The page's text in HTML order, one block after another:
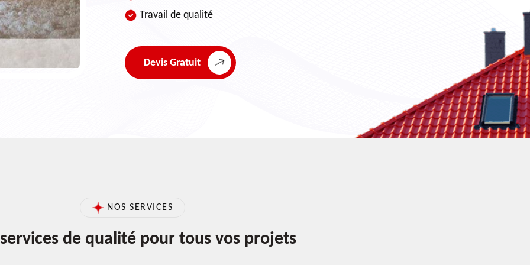
Travail de qualité
Devis Gratuit
NOS SERVICES
de qualité pour tous vos projets